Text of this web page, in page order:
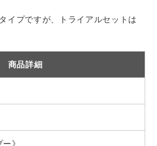
イプですが、トライアルセットは
商品詳細
》